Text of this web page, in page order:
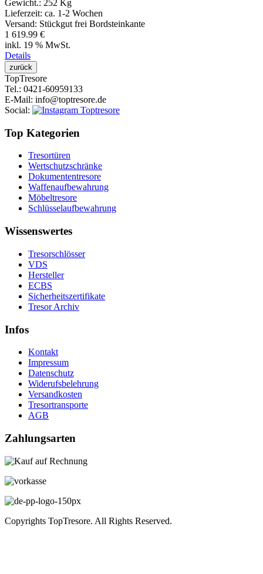
Gewicht.: 252 Kg
Lieferzeit: ca. 1-2 Wochen
Versand: Stückgut frei Bordsteinkante
1 619.99 €
inkl. 19 % MwSt.
Details
TopTresore
Tel.: 0421-60959133
E-Mail: info@toptresore.de
Social:
Top Kategorien
Tresortüren
Wertschutzschränke
Dokumententresore
Waffenaufbewahrung
Möbeltresore
Schlüsselaufbewahrung
Wissenswertes
Tresorschlösser
VDS
Hersteller
ECBS
Sicherheitszertifikate
Tresor Archiv
Infos
Kontakt
Impressum
Datenschutz
Widerufsbelehrung
Versandkosten
Tresortransporte
AGB
Zahlungsarten
Copyrights TopTresore. All Rights Reserved.